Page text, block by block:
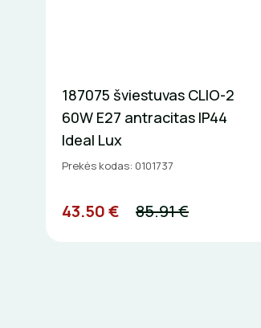
187075 šviestuvas CLIO-2
60W E27 antracitas IP44
Ideal Lux
Prekės kodas: 0101737
43.50 € 85.91 €